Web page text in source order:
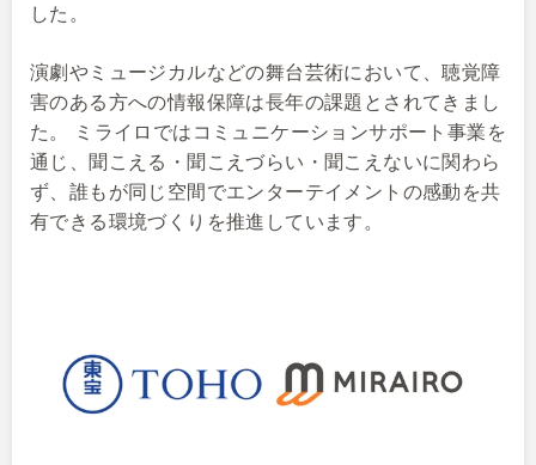
した。
演劇やミュージカルなどの舞台芸術において、聴覚障
害のある方への情報保障は長年の課題とされてきまし
た。 ミライロではコミュニケーションサポート事業を
通じ、聞こえる・聞こえづらい・聞こえないに関わら
ず、誰もが同じ空間でエンターテイメントの感動を共
有できる環境づくりを推進しています。